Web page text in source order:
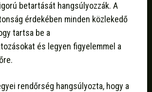
betartását hangsúlyozzák. A
érdekében minden közlekedő
tartsa be a
és legyen figyelemmel a
rendőrség hangsúlyozta, hogy a